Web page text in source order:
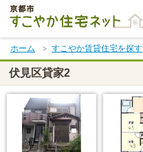
本
文
ま
で
ス
キ
ホーム すこやか賃貸住宅を探す
伏見区貸家2